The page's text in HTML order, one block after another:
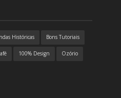
Históricas Bons Tutoriais
100% Design Ozório